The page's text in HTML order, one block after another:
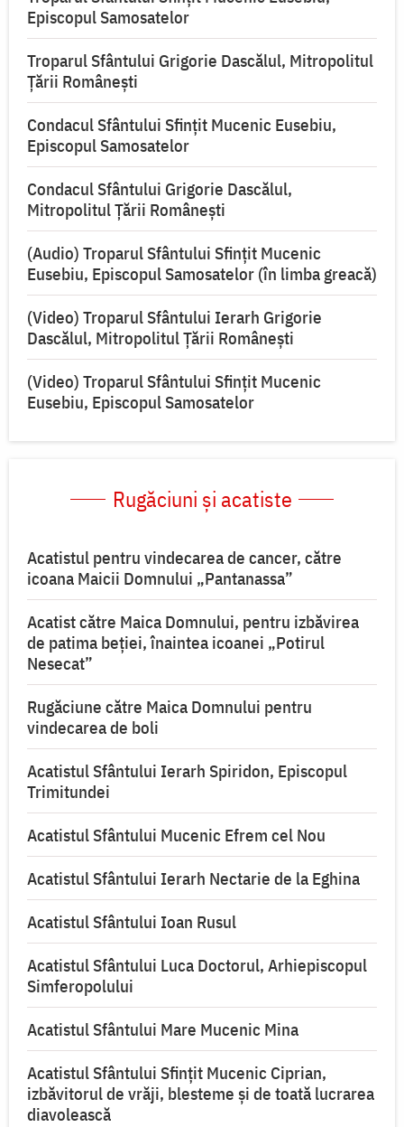
Episcopul Samosatelor
Troparul Sfântului Grigorie Dascălul, Mitropolitul
Ţării Româneşti
Condacul Sfântului Sfințit Mucenic Eusebiu,
Episcopul Samosatelor
Condacul Sfântului Grigorie Dascălul,
Mitropolitul Ţării Româneşti
(Audio) Troparul Sfântului Sfințit Mucenic
Eusebiu, Episcopul Samosatelor (în limba greacă)
(Video) Troparul Sfântului Ierarh Grigorie
Dascălul, Mitropolitul Țării Românești
(Video) Troparul Sfântului Sfințit Mucenic
Eusebiu, Episcopul Samosatelor
Rugăciuni și acatiste
Acatistul pentru vindecarea de cancer, către
icoana Maicii Domnului „Pantanassa”
Acatist către Maica Domnului, pentru izbăvirea
de patima beției, înaintea icoanei „Potirul
Nesecat”
Rugăciune către Maica Domnului pentru
vindecarea de boli
Acatistul Sfântului Ierarh Spiridon, Episcopul
Trimitundei
Acatistul Sfântului Mucenic Efrem cel Nou
Acatistul Sfântului Ierarh Nectarie de la Eghina
Acatistul Sfântului Ioan Rusul
Acatistul Sfântului Luca Doctorul, Arhiepiscopul
Simferopolului
Acatistul Sfântului Mare Mucenic Mina
Acatistul Sfântului Sfințit Mucenic Ciprian,
izbăvitorul de vrăji, blesteme și de toată lucrarea
diavolească